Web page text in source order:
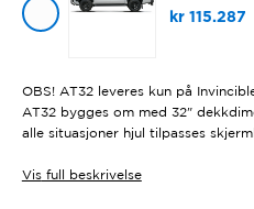
kr115.287
OBS! AT32 leveres kun på
AT32 bygges om med 32"
alle situasjoner hjul tilpasses
Visfull beskrivelse